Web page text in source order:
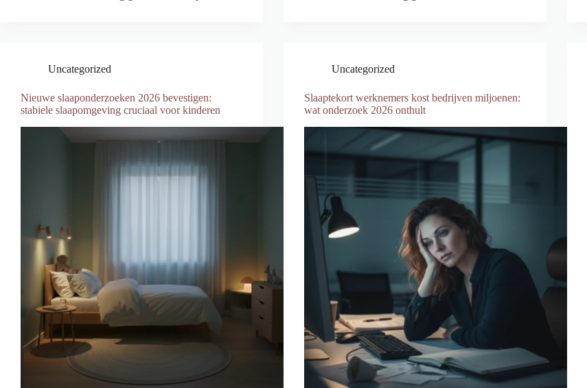
Uncategorized
Nieuwe slaaponderzoeken 2026 bevestigen:
stabiele slaapomgeving cruciaal voor kinderen
Uncategorized
Slaaptekort werknemers kost bedrijven miljoenen:
wat onderzoek 2026 onthult